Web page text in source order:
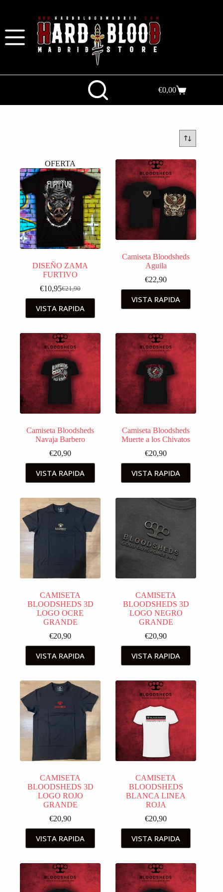
€0,00
OFERTA
DISEÑO ZAMA
FURTIVO
€21,90
€10,95
VISTA RAPIDA
Camiseta Bloodsheds
Aguila
€22,90
VISTA RAPIDA
Camiseta Bloodsheds
Navaja Barbero
€20,90
VISTA RAPIDA
Camiseta Bloodsheds
Muerte a los Chivatos
€20,90
VISTA RAPIDA
CAMISETA
BLOODSHEDS 3D
LOGO OCRE
GRANDE
€20,90
VISTA RAPIDA
CAMISETA
BLOODSHEDS 3D
LOGO NEGRO
GRANDE
€20,90
VISTA RAPIDA
CAMISETA
BLOODSHEDS 3D
LOGO ROJO
GRANDE
€20,90
VISTA RAPIDA
CAMISETA
BLOODSHEDS
BLANCA LINEA
ROJA
€20,90
VISTA RAPIDA